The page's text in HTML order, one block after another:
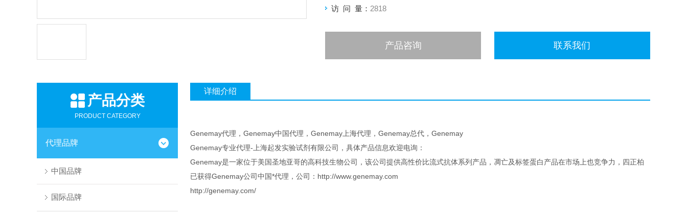
访 问 量： 2818
产品咨询 联系我们
产品分类
PRODUCT CATEGORY
代理品牌
中国品牌
国际品牌
详细介绍
Genemay代理，Genemay中国代理，Genemay上海代理，Genemay总代，Genemay
Genemay专业代理-上海起发实验试剂有限公司，具体产品信息欢迎电询：
Genemay是一家位于美国圣地亚哥的高科技生物公司，该公司提供高性价比流式抗体系列产品，凋亡及标签蛋白产品在市场上也竞争力，四正柏
已获得Genemay公司中国*代理，公司：http://www.genemay.com
http://genemay.com/